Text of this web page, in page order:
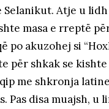
Atje u lidh
masa e rreptë
po akuzohej si
për shkak se kishte
me shkronja
Pas disa muajsh,